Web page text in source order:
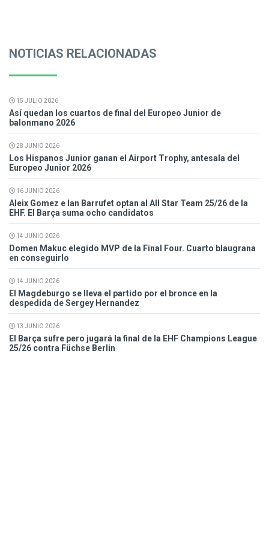
NOTICIAS RELACIONADAS
15 JULIO 2026
Así quedan los cuartos de final del Europeo Junior de
balonmano 2026
28 JUNIO 2026
Los Hispanos Junior ganan el Airport Trophy, antesala del
Europeo Junior 2026
16 JUNIO 2026
Aleix Gomez e Ian Barrufet optan al All Star Team 25/26 de la
EHF. El Barça suma ocho candidatos
14 JUNIO 2026
Domen Makuc elegido MVP de la Final Four. Cuarto blaugrana
en conseguirlo
14 JUNIO 2026
El Magdeburgo se lleva el partido por el bronce en la
despedida de Sergey Hernandez
13 JUNIO 2026
El Barça sufre pero jugará la final de la EHF Champions League
25/26 contra Füchse Berlin